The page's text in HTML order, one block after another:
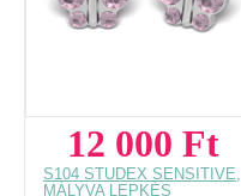
12 000 Ft
S104 STUDEX SENSITIVE,
MÁLYVA LEPKÉS